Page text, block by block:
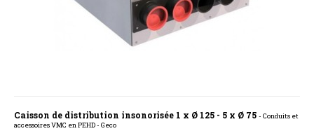
Caisson de distribution insonorisée 1 x Ø 125 - 5 x Ø 75 - Conduits et
accessoires VMC en PEHD - Geco